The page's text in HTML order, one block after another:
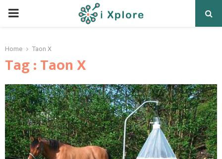
Home Taon X
Tag : Taon X